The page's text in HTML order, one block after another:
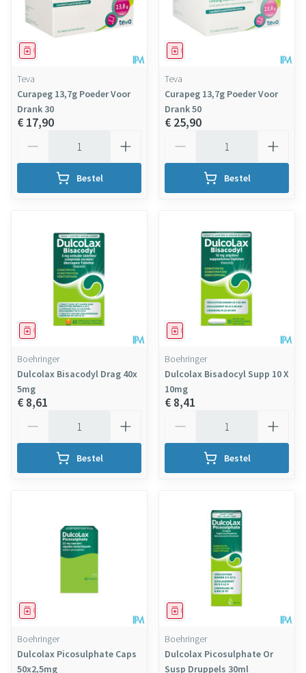
Geneesmiddel
Teva
Curapeg 13,7g Poeder Voor
Drank 30
€ 17,90
Bestel
Geneesmiddel
Teva
Curapeg 13,7g Poeder Voor
Drank 50
€ 25,90
Bestel
Geneesmiddel
Boehringer
Dulcolax Bisacodyl Drag 40x
5mg
€ 8,61
Bestel
Geneesmiddel
Boehringer
Dulcolax Bisadocyl Supp 10 X
10mg
€ 8,41
Bestel
Geneesmiddel
Boehringer
Dulcolax Picosulphate Caps
50x2,5mg
Geneesmiddel
Boehringer
Dulcolax Picosulphate Or
Susp Druppels 30ml